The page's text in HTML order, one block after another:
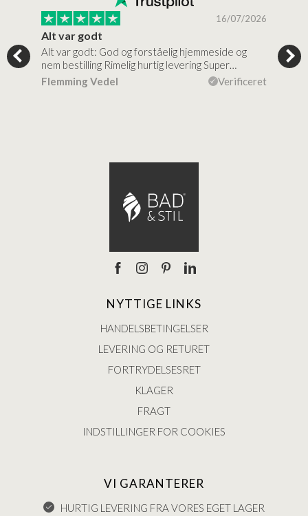
for…
16/07/2026
Alt var godt
Alt var godt: God og forståelig hjemmeside og
nem bestilling Rimelig hurtig levering Super…
Flemming Vedel
Verificeret
Jeg
en
NYTTIGE LINKS
HANDELSBETINGELSER
LEVERING OG RETURET
FORTRYDELSESRET
KLAGER
FRAGT
INDSTILLINGER FOR COOKIES
VI GARANTERER
HURTIG LEVERING FRA VORES EGET LAGER